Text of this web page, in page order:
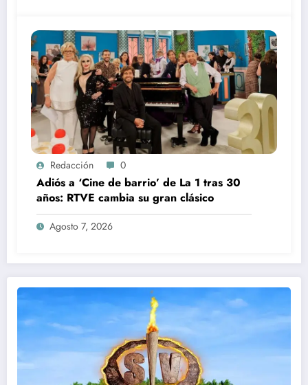
Redacción 0
Adiós a ‘Cine de barrio’ de La 1 tras 30
años: RTVE cambia su gran clásico
Agosto 7, 2026